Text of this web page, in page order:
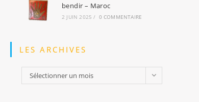
bendir – Maroc
2 JUIN 2025 / 0 COMMENTAIRE
LES ARCHIVES
Les
archives
Sélectionner un mois